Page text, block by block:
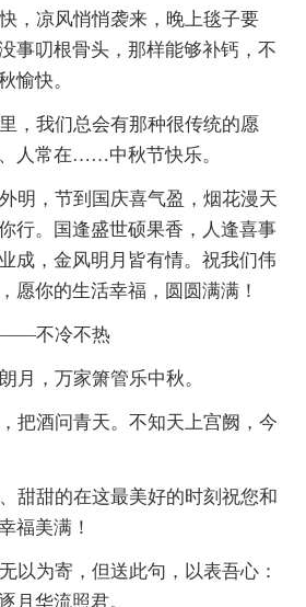
，凉风悄悄袭来，晚上毯子要
事叨根骨头，那样能够补钙，不
愉快。
，我们总会有那种很传统的愿
人常在……中秋节快乐。
明，节到国庆喜气盈，烟花漫天
行。国逢盛世硕果香，人逢喜事
成，金风明月皆有情。祝我们伟
愿你的生活幸福，圆圆满满！
——不冷不热
月，万家箫管乐中秋。
把酒问青天。不知天上宫阙，今
甜甜的在这最美好的时刻祝您和
福美满！
以为寄，但送此句，以表吾心：
月华流照君。